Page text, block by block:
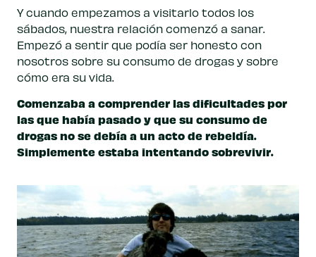
Y cuando empezamos a visitarlo todos los
sábados, nuestra relación comenzó a sanar.
Empezó a sentir que podía ser honesto con
nosotros sobre su consumo de drogas y sobre
cómo era su vida.
Comenzaba a comprender las dificultades por
las que había pasado y que su consumo de
drogas no se debía a un acto de rebeldía.
Simplemente estaba intentando sobrevivir.